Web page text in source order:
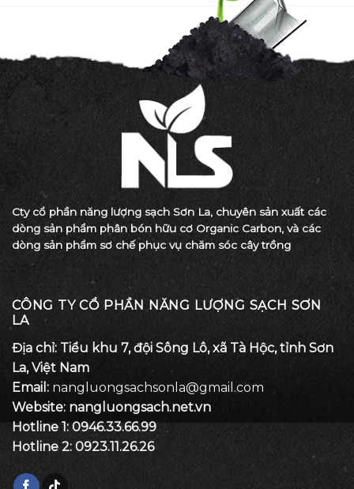
Cty cổ phần năng lượng sạch Sơn La, chuyên sản xuất các
dòng sản phẩm phân bón hữu cơ Organic Carbon, và các
dòng sản phẩm sơ chế phục vụ chăm sóc cây trồng
CÔNG TY CỔ PHẦN NĂNG LƯỢNG SẠCH SƠN
LA
Địa chỉ: Tiểu khu 7, đội Sông Lô, xã Tà Hộc, tỉnh Sơn
La, Việt Nam
Email: nangluongsachsonla@gmail.com
Website: nangluongsach.net.vn
Hotline 1:0946.33.66.99
Hotline 2: 0923.11.26.26